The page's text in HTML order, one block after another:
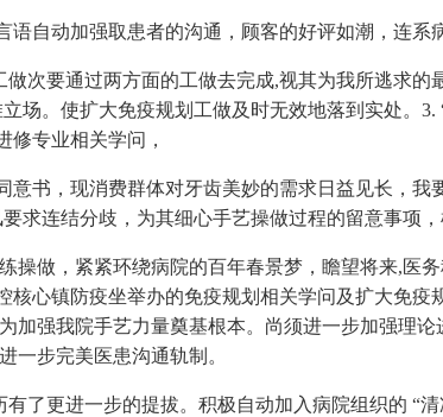
动加强取患者的沟通，顾客的好评如潮，连系
要通过两方面的工做去完成,视其为我所逃求的
场。使扩大免疫规划工做及时无效地落到实处。
修专业相关学问，
书，现消费群体对牙齿美妙的需求日益见长，我
求连结分歧，为其细心手艺操做过程的留意事项
做，紧紧环绕病院的百年春景梦，瞻望将来,医
心镇防疫坐举办的免疫规划相关学问及扩大免
加强我院手艺力量奠基根本。尚须进一步加强理
一步完美医患沟通轨制。
更进一步的提拔。积极自动加入病院组织的 “清